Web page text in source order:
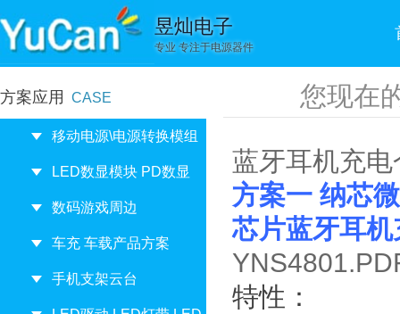
昱灿电子
专业 专注于电源器件
方案应用 CASE
移动电源\电源转换模组
LED数显模块 PD数显
数码游戏周边
车充 车载产品方案
手机支架云台
您现在
蓝牙耳机充
方案一 纳芯
芯片蓝牙耳
特性：